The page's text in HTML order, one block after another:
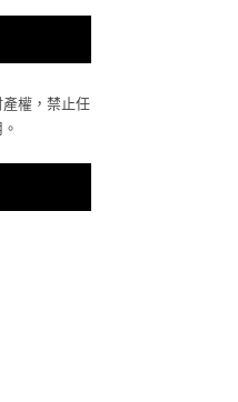
權，禁止任